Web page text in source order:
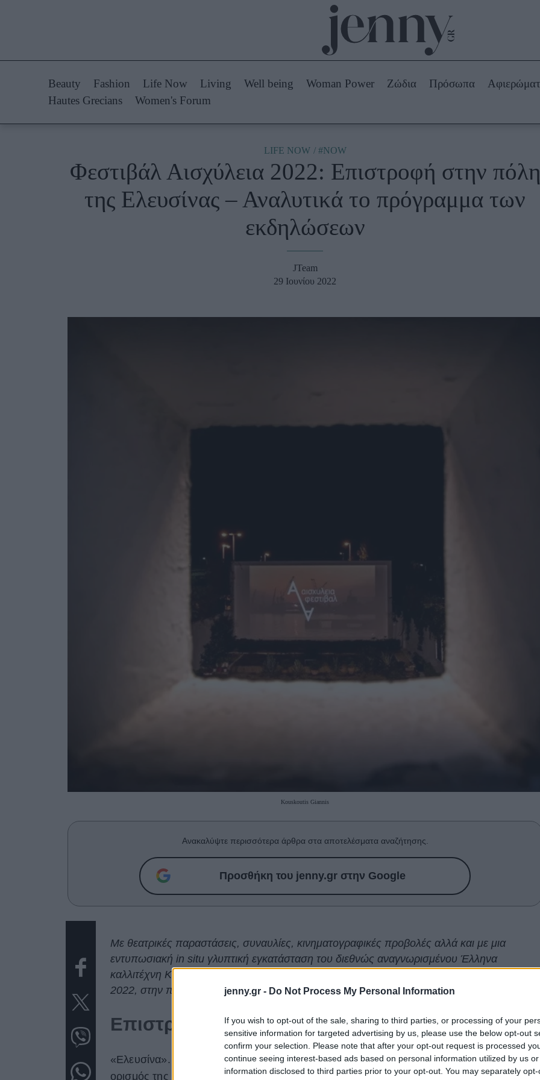
jenny.gr - Do Not Process My Personal Information
If you wish to opt-out of the sale, sharing to third parties, or processing of your
sensitive information for targeted advertising by us, please use the below opt-out
confirm your selection. Please note that after your opt-out request is processed
continue seeing interest-based ads based on personal information utilized by us
information disclosed to third parties prior to your opt-out. You may separately
Styling Tips
Fashion News
Beauty -
Ομορφιά
Skincare
Μακιγιάζ
Woman Power Πρόσωπα
Celebrities
Συνεντεύξεις
Ζώδια
Beauty Fashion Life Now Living Well being Woman Power Ζώδια Πρόσωπα
Hautes Grecians
Women's Forum
LIFE NOW #NOW
Φεστιβάλ Αισχύλεια 2022: Επιστροφή στην πόλη
της Ελευσίνας – Αναλυτικά το πρόγραμμα των
εκδηλώσεων
JTeam
29 Ιουνίου 2022
Kouskoutis Giannis
Ανακαλύψτε περισσότερα άρθρα στα αποτελέσματα αναζήτησης.
Προσθήκη του jenny.gr στην Google
Με θεατρικές παραστάσεις, συναυλίες, κινηματογραφικές προβολές αλλά και με μια
εντυπωσιακή in situ γλυπτική εγκατάσταση του διεθνώς αναγνωρισμένου Έλληνα
καλλιτέχνη Κωστή Βελώνη, ξεκινάει την Κυριακή 28 Αυγούστου το Φεστιβάλ Αισχύλεια
2022, στην πόλη της Ελευσίνας
Επιστροφή στην Ελευσίνα
«Ελευσίνα». Άφιξη του αξιοσημείωτου, ό,τι και να είναι αυτό, είναι την ίδια στιγμή ο
ορισμός της λέξης και του περιεχομένου της πόλης. Ακολουθώντας, έτσι, μια παράδοση